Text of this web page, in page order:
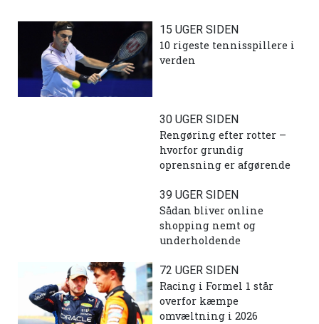
15 UGER SIDEN
10 rigeste tennisspillere i
verden
30 UGER SIDEN
Rengøring efter rotter –
hvorfor grundig
oprensning er afgørende
39 UGER SIDEN
Sådan bliver online
shopping nemt og
underholdende
72 UGER SIDEN
Racing i Formel 1 står
overfor kæmpe
omvæltning i 2026